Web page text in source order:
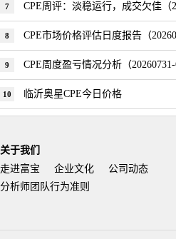
7 CPE周评：淡稳运行，成交欠佳（
8 CPE市场价格评估日度报告（
9 CPE周度盈亏情况分析（20260731-
10 临沂奥星CPE今日价格
关于我们
走进富宝
企业文化
公司动态
分析师团队行为准则